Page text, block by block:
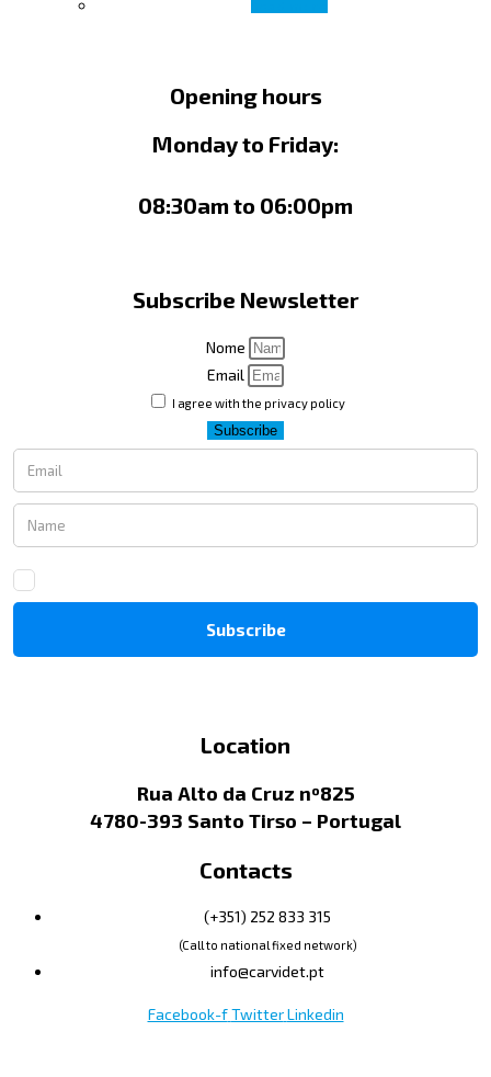
Opening hours
Monday to Friday:
08:30am to 06:00pm
Subscribe Newsletter
Nome
Email
I agree with the privacy policy
Subscribe
Location
Rua Alto da Cruz nº825
4780-393 Santo Tirso – Portugal
Contacts
(+351) 252 833 315
(Call to national fixed network)
info@carvidet.pt
Facebook-f Twitter Linkedin